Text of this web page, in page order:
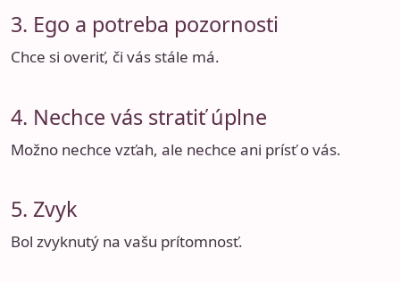
3. Ego a potreba pozornosti
Chce si overiť, či vás stále má.
4. Nechce vás stratiť úplne
Možno nechce vzťah, ale nechce ani prísť o vás.
5. Zvyk
Bol zvyknutý na vašu prítomnosť.